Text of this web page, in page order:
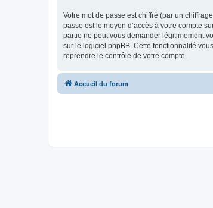
Votre mot de passe est chiffré (par un
passe est le moyen d’accès à votre compte
partie ne peut vous demander légitimement
sur le logiciel phpBB. Cette fonctionnalité
reprendre le contrôle de votre compte.
Accueil du forum